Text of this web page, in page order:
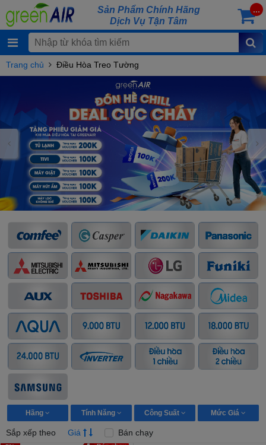
Sản Phẩm Chính Hãng
Dịch Vụ Tận Tâm
...
Trang chủ Điều Hòa Treo Tường
Hãng Tính Năng Công Suất Mức Giá
Sắp xếp theo Giá Bán chạy